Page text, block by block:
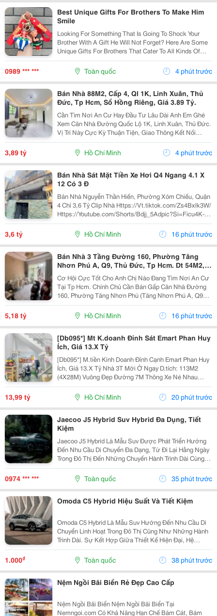
Best Unique Gifts For Brothers To Make Him
Smile
Looking For Something That Is Going To Shock Your
Brother With A Gift He Will Not Forget? Here Are Some
Unique Gifts For Brothers That Cater To All Kinds Of
Personalities And Interests. You Can Find Everything
From Fashionable Accessories And Fun...
0989 *** *** Toàn quốc 4 phút trước
Bán Nhà 88M2, Cấp 4, Ql 1K, Linh Xuân, Thủ
Đức, Tp Hcm, Sổ Hồng Riêng, Giá 3.89 Tỷ.
Cần Tìm Nơi An Cư Hay Đầu Tư Lâu Dài Anh Em Ghé
Xem Căn Nhà Đường Quốc Lộ 1K, Linh Xuân, Thủ Đức.
Vị Trí Này Cực Kỳ Thuận Tiện, Giao Thông Kết Nối
Nhanh Chóng, Cực Kỳ Phù Hợp Cho Khách Mua Để Giữ
Tài Sản Hoặc Cho Thuê Đều Rất Ổn Định. Thông Tin...
3,89 tỷ Hồ Chí Minh 4 phút trước
Bán Nhà Sát Mặt Tiền Xe Hơi Q4 Ngang 4.1 X
12 Có 3 Đ
Bán Nhà Nguyễn Thần Hiến, Phường Xóm Chiếu, Quận
4 Chỉ 3,6 Tỷ Clip Nhà Https://Vt.tiktok.com/Zs4Bxlk3W/
Https://Youtube.com/Shorts/Bdjj_5Adpic?Si=Ficu4K-
Ulrqinf8N Vị Trí Đẹp, Cách Mặt Tiền Nguyễn Thần Hiến
Chỉ , 10 Bước Chân Lên Xe Hơi,...
3,6 tỷ Hồ Chí Minh 16 phút trước
Bán Nhà 3 Tầng Đường 160, Phường Tăng
Nhơn Phú A, Q9, Thủ Đức, Tp Hcm. Dt 54M2,
Sổ Hồng Riêng. Giá 5,18 Tỷ
Cơ Hội Cực Tốt Cho Anh Chị Nào Đang Tìm Nơi An Cư
Tại Tp Hcm. Chính Chủ Cần Bán Gấp Căn Nhà Đường
160, Phường Tăng Nhơn Phú (Tăng Nhơn Phú A, Q9
Cũ). Vị Trí Nhà Nằm Trong Khu Dân Cư Ổn Định, Giao
Thông Thuận Tiện Chỉ Vài Bước Là Ra Lã Xuân Oai,
5,18 tỷ Hồ Chí Minh 16 phút trước
[Db095*] Mt K.doanh Đỉnh Sát Emart Phan Huy
Ích, Giá 13.X Tỷ
[Db095*] M.tiền Kinh Doanh Đỉnh Cạnh Emart Phan Huy
Ích, Giá 13.X Tỷ Nhà 3T Mới Ở Ngay D.tích: 113M2
(4X28M) Vuông Đẹp Đường 7M Thông Xe Né Nhau
6Phòng Ngủ, 6Tolet Phù Hợp Kinh Doanh Kết Bạn Liên
Hệ Xem Nhà Ngay!
13,99 tỷ Hồ Chí Minh 20 phút trước
Jaecoo J5 Hybrid Suv Hybrid Đa Dụng, Tiết
Kiệm
Jaecoo J5 Hybrid Là Mẫu Suv Được Phát Triển Hướng
Đến Nhu Cầu Di Chuyển Đa Dạng, Từ Đi Lại Hằng Ngày
Trong Đô Thị Đến Những Chuyến Hành Trình Dài Cùng
Gia Đình. Nhờ Hệ Truyền Động Hybrid Shs-H, Thiết Kế
Thực Dụng Và Nhiều Công Nghệ Hỗ Trợ, Xe Mang...
0974 *** *** Toàn quốc 35 phút trước
Omoda C5 Hybrid Hiệu Suất Và Tiết Kiệm
Omoda C5 Hybrid Là Mẫu Suv Hướng Đến Nhu Cầu Di
Chuyển Linh Hoạt Trong Đô Thị Cũng Như Những Hành
Trình Dài. Sự Kết Hợp Giữa Thiết Kế Hiện Đại, Hệ
Truyền Động Hybrid Và Các Công Nghệ Hỗ Trợ Thông
Minh Giúp Xe Đáp Ứng Tốt Nhiều Nhu Cầu Sử Dụng
Thực...
1.000₫ Toàn quốc 38 phút trước
Nệm Ngồi Bãi Biển Rẻ Đẹp Cao Cấp
Nệm Ngồi Bãi Biển Nệm Ngồi Bãi Biển Tại
Nemngoi.com Có Khả Năng Hạn Chế Bám Cát, Bám